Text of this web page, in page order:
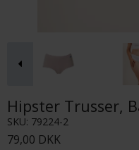
Hipster Trusser,
SKU: 79224-2
79,00 DKK